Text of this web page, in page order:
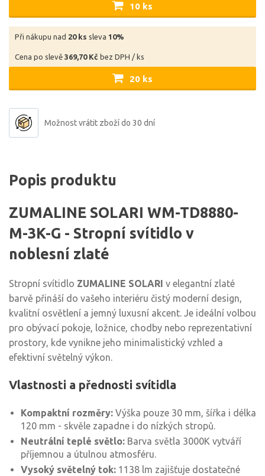
10 ks
Při nákupu nad 20 ks sleva 10%
Cena po slevě 369,70 Kč bez DPH / ks
20 ks
Možnost vrátit zboží do 30 dní
Popis produktu
ZUMALINE SOLARI WM-TD8880-
M-3K-G - Stropní svítidlo v
noblesní zlaté
Stropní svítidlo ZUMALINE SOLARI v elegantní zlaté
barvě přináší do vašeho interiéru čistý moderní design,
kvalitní osvětlení a jemný luxusní akcent. Je ideální volbou
pro obývací pokoje, ložnice, chodby nebo reprezentativní
prostory, kde vynikne jeho minimalistický vzhled a
efektivní světelný výkon.
Vlastnosti a přednosti svítidla
Kompaktní rozměry: Výška pouze 30 mm, šířka i délka
120 mm - skvěle zapadne i do nízkých stropů.
Neutrální teplé světlo: Barva světla 3000K vytváří
příjemnou a útulnou atmosféru.
Vysoký světelný tok: 1138 lm zajišťuje dostatečné